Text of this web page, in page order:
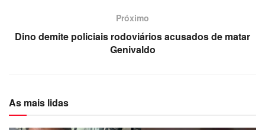
Próximo
Dino demite policiais rodoviários acusados de matar
Genivaldo
As mais lidas